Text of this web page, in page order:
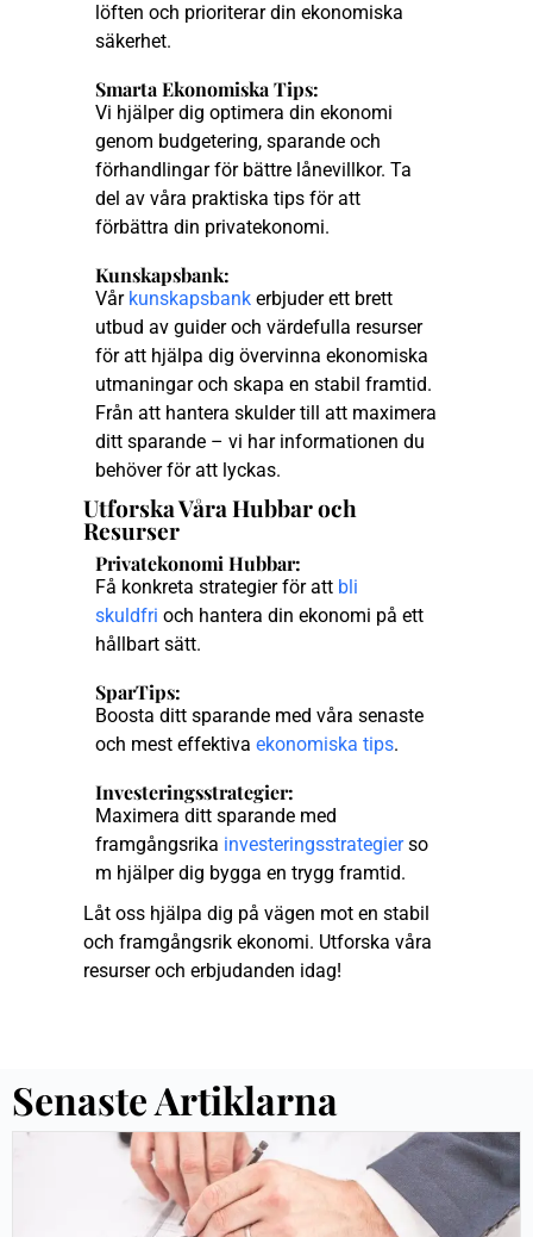
löften och prioriterar din ekonomiska
säkerhet.
Smarta Ekonomiska Tips:
Vi hjälper dig optimera din ekonomi
genom budgetering, sparande och
förhandlingar för bättre lånevillkor. Ta
del av våra praktiska tips för att
förbättra din privatekonomi.
Kunskapsbank:
Vår kunskapsbank erbjuder ett brett
utbud av guider och värdefulla resurser
för att hjälpa dig övervinna ekonomiska
utmaningar och skapa en stabil framtid.
Från att hantera skulder till att maximera
ditt sparande – vi har informationen du
behöver för att lyckas.
Utforska Våra Hubbar och
Resurser
Privatekonomi Hubbar:
Få konkreta strategier för att bli
skuldfri och hantera din ekonomi på ett
hållbart sätt.
SparTips:
Boosta ditt sparande med våra senaste
och mest effektiva ekonomiska tips.
Investeringsstrategier:
Maximera ditt sparande med
framgångsrika investeringsstrategierso
m hjälper dig bygga en trygg framtid.
Låt oss hjälpa dig på vägen mot en stabil
och framgångsrik ekonomi. Utforska våra
resurser och erbjudanden idag!
Senaste Artiklarna